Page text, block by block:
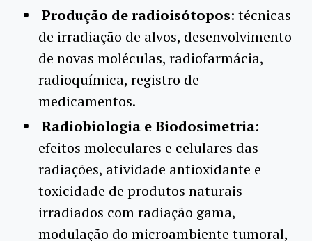
Produção de radioisótopos: técnicas
de irradiação de alvos, desenvolvimento
de novas moléculas, radiofarmácia,
radioquímica, registro de
medicamentos.
Radiobiologia e Biodosimetria:
efeitos moleculares e celulares das
radiações, atividade antioxidante e
toxicidade de produtos naturais
irradiados com radiação gama,
modulação do microambiente tumoral,